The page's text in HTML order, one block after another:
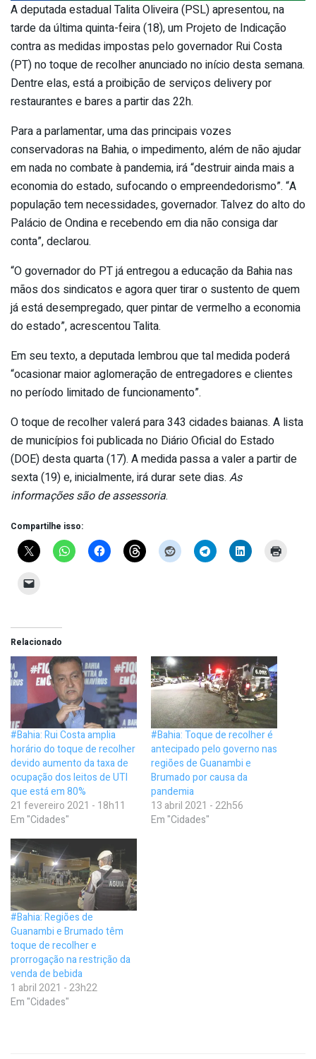
A deputada estadual Talita Oliveira (PSL) apresentou, na
tarde da última quinta-feira (18), um Projeto de Indicação
contra as medidas impostas pelo governador Rui Costa
(PT) no toque de recolher anunciado no início desta semana.
Dentre elas, está a proibição de serviços delivery por
restaurantes e bares a partir das 22h.
Para a parlamentar, uma das principais vozes
conservadoras na Bahia, o impedimento, além de não ajudar
em nada no combate à pandemia, irá “destruir ainda mais a
economia do estado, sufocando o empreendedorismo”. “A
população tem necessidades, governador. Talvez do alto do
Palácio de Ondina e recebendo em dia não consiga dar
conta”, declarou.
“O governador do PT já entregou a educação da Bahia nas
mãos dos sindicatos e agora quer tirar o sustento de quem
já está desempregado, quer pintar de vermelho a economia
do estado”, acrescentou Talita.
Em seu texto, a deputada lembrou que tal medida poderá
“ocasionar maior aglomeração de entregadores e clientes
no período limitado de funcionamento”.
O toque de recolher valerá para 343 cidades baianas. A lista
de municípios foi publicada no Diário Oficial do Estado
(DOE) desta quarta (17). A medida passa a valer a partir de
sexta (19) e, inicialmente, irá durar sete dias. As
informações são de assessoria.
Compartilhe isso:
Relacionado
#Bahia: Rui Costa amplia
horário do toque de recolher
devido aumento da taxa de
ocupação dos leitos de UTI
que está em 80%
21 fevereiro 2021 - 18h11
Em "Cidades"
#Bahia: Toque de recolher é
antecipado pelo governo nas
regiões de Guanambi e
Brumado por causa da
pandemia
13 abril 2021 - 22h56
Em "Cidades"
#Bahia: Regiões de
Guanambi e Brumado têm
toque de recolher e
prorrogação na restrição da
venda de bebida
1 abril 2021 - 23h22
Em "Cidades"